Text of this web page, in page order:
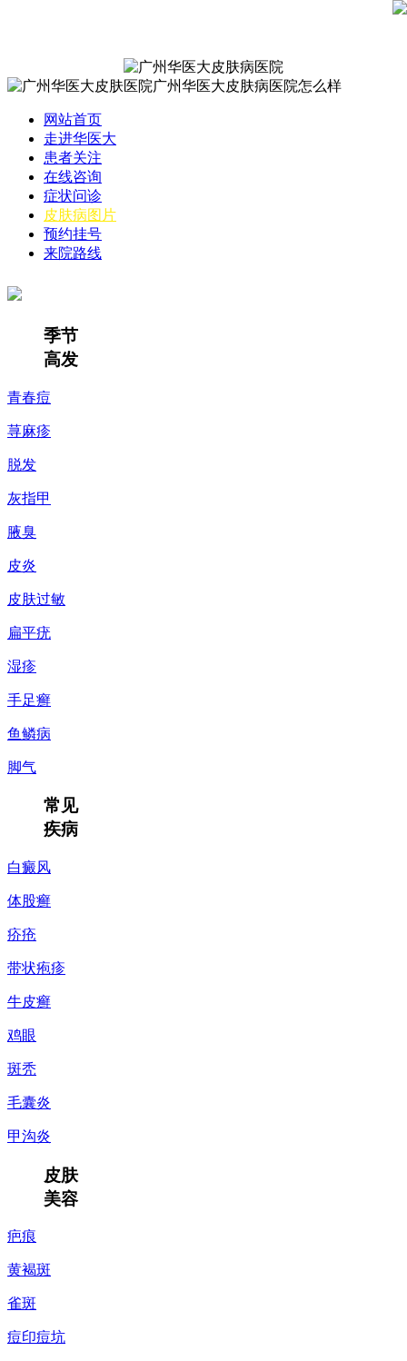
网站首页
走进华医大
患者关注
在线咨询
症状问诊
皮肤病图片
预约挂号
来院路线
季节
高发
青春痘
荨麻疹
脱发
灰指甲
腋臭
皮炎
皮肤过敏
扁平疣
湿疹
手足癣
鱼鳞病
脚气
常见
疾病
白癜风
体股癣
疥疮
带状疱疹
牛皮癣
鸡眼
斑秃
毛囊炎
甲沟炎
皮肤
美容
疤痕
黄褐斑
雀斑
痘印痘坑